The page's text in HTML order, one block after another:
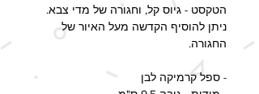
הטקסט - גיוס קל, וחגורה של מדי צבא.
ניתן להוסיף הקדשה מעל האיור של
החגורה.
- ספל קרמיקה לבן